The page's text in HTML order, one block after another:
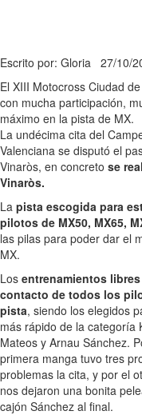
Escrito por: Gloria 27/10/
El XIII Motocross Ciudad
con mucha participación,
máximo en la pista de MX.
La undécima cita del
Valenciana se disputó el
Vinaròs, en concreto se
Vinaròs.
La pista escogida para
pilotos de MX50, MX65,
las pilas para poder dar el
MX.
Los entrenamientos
contacto de todos los
pista, siendo los elegidos
más rápido de la categoría
Mateos y Arnau Sánchez.
primera manga tuvo tres
problemas la cita, y por el
nos dejaron una bonita
cajón Sánchez al final.